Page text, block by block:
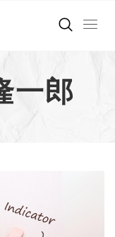
一郎